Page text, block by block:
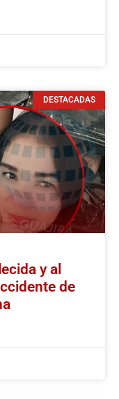
DESTACADAS
y al
de